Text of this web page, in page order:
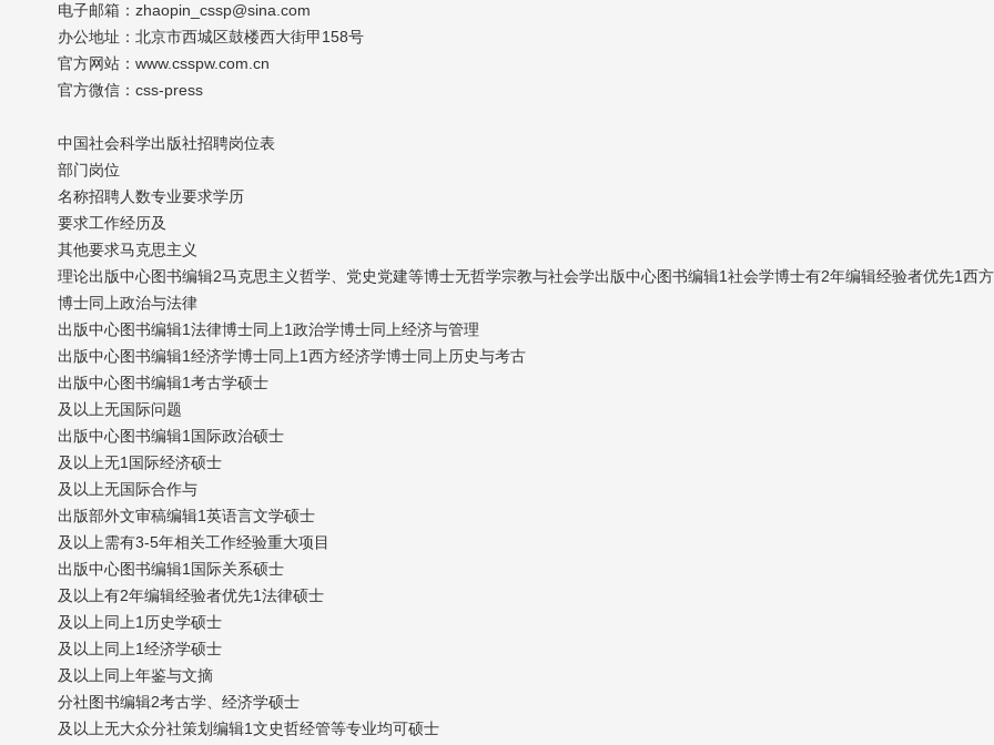
电子邮箱：zhaopin_cssp@sina.com
办公地址：北京市西城区鼓楼西大街甲158号
官方网站：www.csspw.com.cn
官方微信：css-press
中国社会科学出版社招聘岗位表
部门岗位
名称招聘人数专业要求学历
要求工作经历及
其他要求马克思主义
理论出版中心图书编辑2马克思主义哲学、党史党建等博士无哲学宗教与社会学出版中心图书编辑1社会学博士有2年编辑经验者优先1西
博士同上政治与法律
出版中心图书编辑1法律博士同上1政治学博士同上经济与管理
出版中心图书编辑1经济学博士同上1西方经济学博士同上历史与考古
出版中心图书编辑1考古学硕士
及以上无国际问题
出版中心图书编辑1国际政治硕士
及以上无1国际经济硕士
及以上无国际合作与
出版部外文审稿编辑1英语言文学硕士
及以上需有3-5年相关工作经验重大项目
出版中心图书编辑1国际关系硕士
及以上有2年编辑经验者优先1法律硕士
及以上同上1历史学硕士
及以上同上1经济学硕士
及以上同上年鉴与文摘
分社图书编辑2考古学、经济学硕士
及以上无大众分社策划编辑1文史哲经管等专业均可硕士